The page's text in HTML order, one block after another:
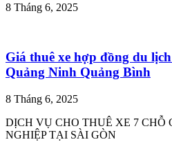
8 Tháng 6, 2025
Giá thuê xe hợp đồng du
Quảng Ninh Quảng Bình
8 Tháng 6, 2025
DỊCH VỤ CHO THUÊ XE 7 CHỖ
NGHIỆP TẠI SÀI GÒN